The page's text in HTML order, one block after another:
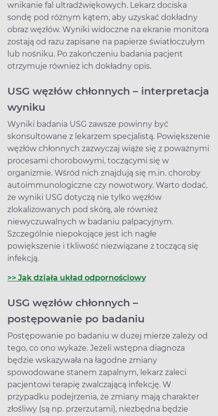
wnikanie fal ultradźwiękowych. Lekarz dociska
sondę pod różnym kątem, aby uzyskać dokładny
obraz węzłów. Wyniki widoczne na ekranie monitora
zostają od razu zapisane na papierze światłoczułym
lub nośniku. Po zakończeniu badania pacjent
otrzymuje również ich dokładny opis.
USG węzłów chłonnych – interpretacja
wyniku
Wyniki badania USG zawsze powinny być
skonsultowane z lekarzem specjalistą. Powiększenie
węzłów chłonnych zazwyczaj wiąże się z poważnymi
procesami chorobowymi, toczącymi się w
organizmie. Wśród nich znajdują się m.in. choroby
autoimmunologiczne czy nowotwory. Warto dodać,
że wyniki USG dotyczą nie tylko węzłów
zlokalizowanych pod skórą, ale również
niewyczuwalnych w badaniu palpacyjnym.
Szczególnie niepokojące jest ich nagłe
powiększenie i tkliwość niezwiązane z toczącą się
infekcją.
>> Jak działa układ odpornościowy
USG węzłów chłonnych –
postępowanie po badaniu
Postępowanie po badaniu w dużej mierze zależy od
tego, co ono wykaże. Jeżeli wstępna diagnoza
będzie wskazywała na łagodne zmiany
spowodowane stanem zapalnym, lekarz zaleci
pacjentowi terapię zwalczającą infekcję. W
przypadku podejrzenia, że zmiany mają charakter
złośliwy (są np. przerzutami), niezbędna będzie